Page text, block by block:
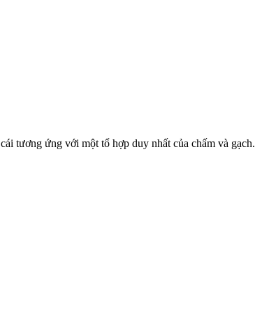
tương ứng với một tổ hợp duy nhất của chấm và gạch.